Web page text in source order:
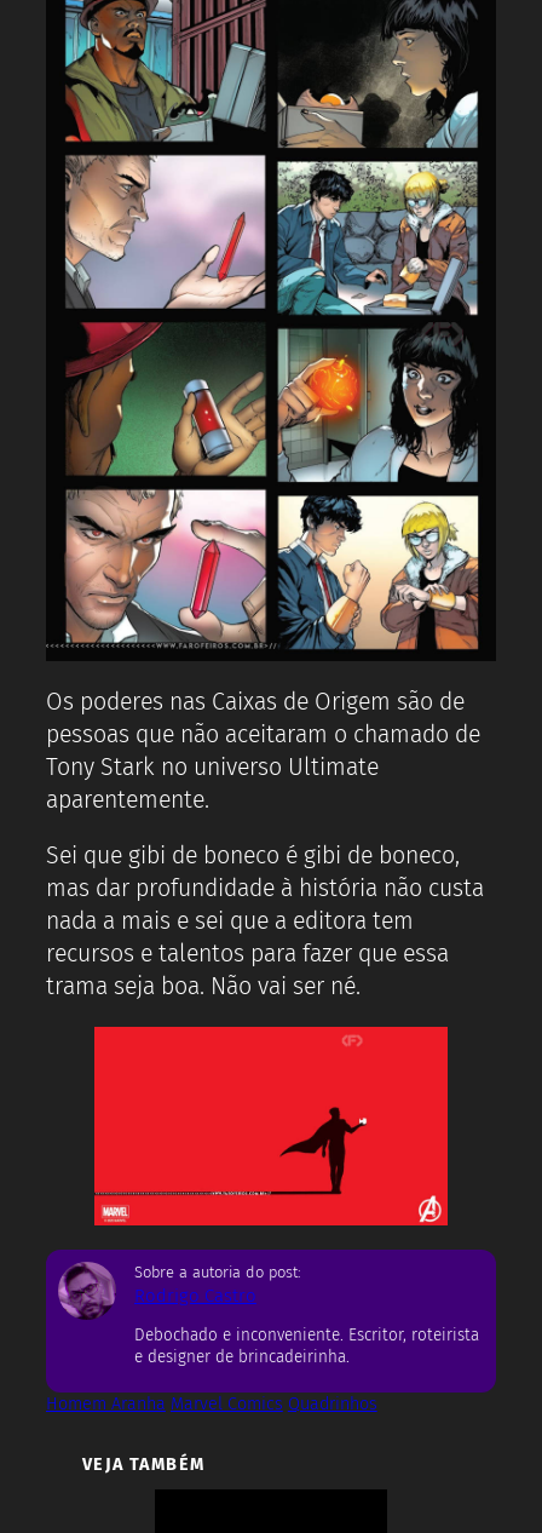
Os poderes nas Caixas de Origem são de
pessoas que não aceitaram o chamado de
Tony Stark no universo Ultimate
aparentemente.
Sei que gibi de boneco é gibi de boneco,
mas dar profundidade à história não custa
nada a mais e sei que a editora tem
recursos e talentos para fazer que essa
trama seja boa. Não vai ser né.
Sobre a autoria do post:
Rodrigo Castro
Debochado e inconveniente. Escritor, roteirista
e designer de brincadeirinha.
Homem Aranha Marvel Comics Quadrinhos
VEJA TAMBÉM